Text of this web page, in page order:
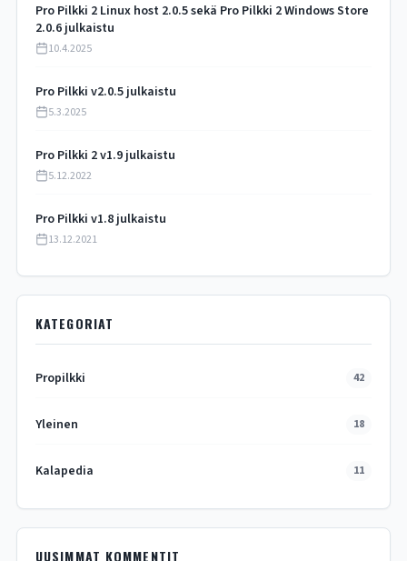
Pro Pilkki 2 Linux host 2.0.5 sekä Pro Pilkki 2 Windows Store
2.0.6 julkaistu
10.4.2025
Pro Pilkki v2.0.5 julkaistu
5.3.2025
Pro Pilkki 2 v1.9 julkaistu
5.12.2022
Pro Pilkki v1.8 julkaistu
13.12.2021
KATEGORIAT
Propilkki 42
Yleinen 18
Kalapedia 11
UUSIMMAT KOMMENTIT